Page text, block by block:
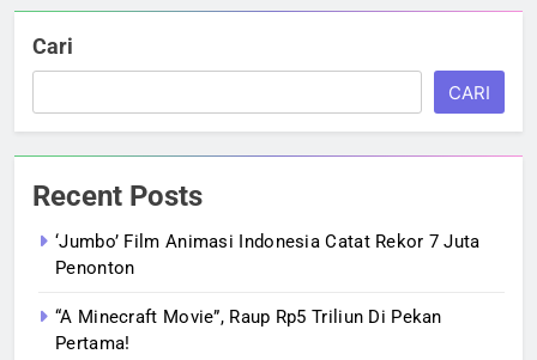
Cari
CARI
Recent Posts
‘Jumbo’ Film Animasi Indonesia Catat Rekor 7 Juta
Penonton
“A Minecraft Movie”, Raup Rp5 Triliun Di Pekan
Pertama!